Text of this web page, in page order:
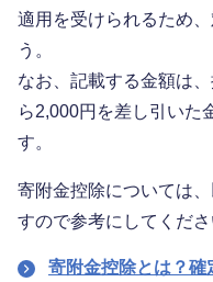
適用を受けられるため
う。
なお、記載する金額は
ら2,000円を差し引いた
す。
寄附金控除については
すので参考にしてくださ
寄附金控除とは？確